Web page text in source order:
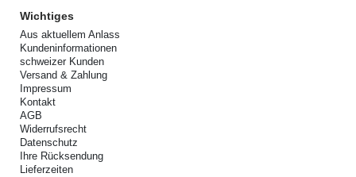
Wichtiges
Aus aktuellem Anlass
Kundeninformationen
schweizer Kunden
Versand & Zahlung
Impressum
Kontakt
AGB
Widerrufsrecht
Datenschutz
Ihre Rücksendung
Lieferzeiten